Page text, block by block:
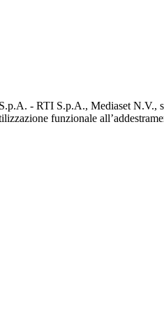
- RTI S.p.A., Mediaset N.V.,
funzionale